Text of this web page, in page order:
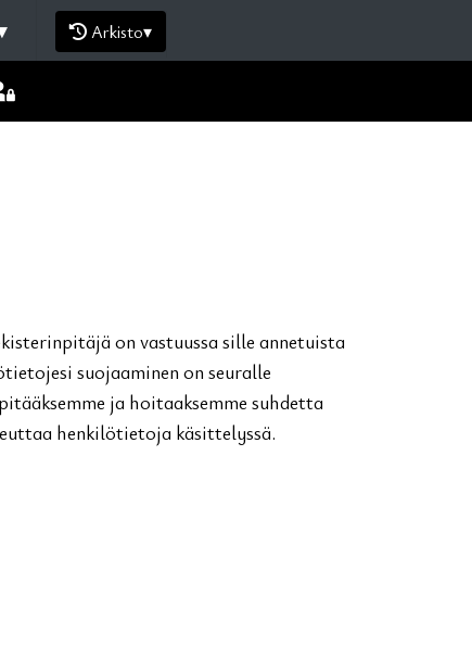
Arkisto▾
on vastuussa sille annetuista
suojaaminen on seuralle
ja hoitaaksemme suhdetta
henkilötietoja käsittelyssä.